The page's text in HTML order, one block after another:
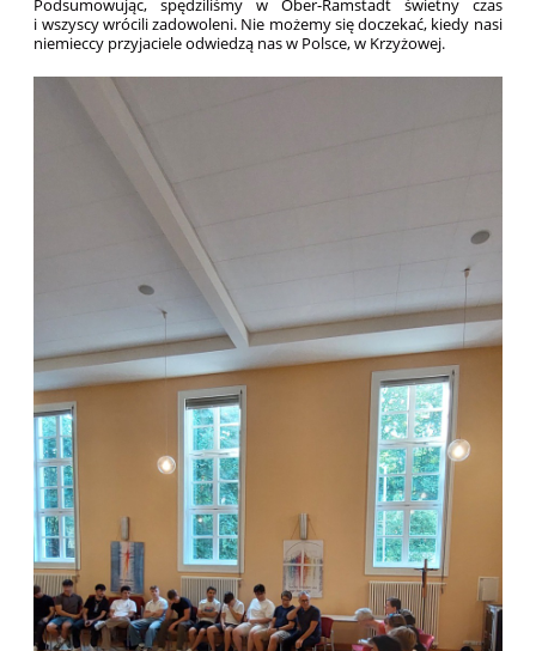
Podsumowując, spędziliśmy w Ober-Ramstadt świetny czas
i wszyscy wrócili zadowoleni. Nie możemy się doczekać, kiedy nasi
niemieccy przyjaciele odwiedzą nas w Polsce, w Krzyżowej.